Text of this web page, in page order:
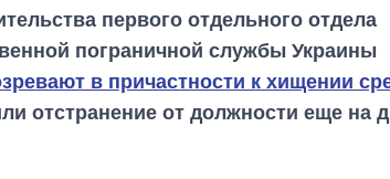
первого отдельного отдела
пограничной службы Украины
в причастности к хищении
отстранение от должности еще на